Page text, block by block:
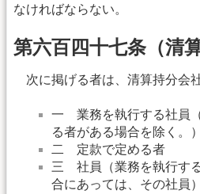
なければならない。
第六百四十七条（清
次に掲げる者は、清算持分会
一 業務を執行する社員
る者がある場合を除く。）
二 定款で定める者
三 社員（業務を執行す
合にあっては、その社員